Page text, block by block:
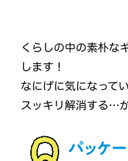
くらしの中の素朴な
します！
なにげに気になって
スッキリ解消する…